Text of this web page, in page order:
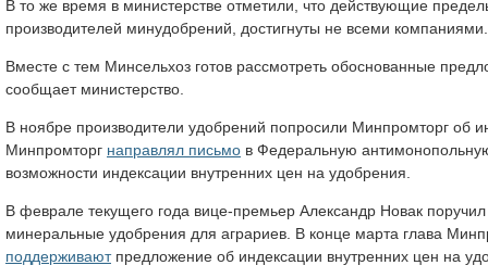
В то же время в министерстве отметили, что действующие
производителей минудобрений, достигнуты не всеми компаниями.
Вместе с тем Минсельхоз готов рассмотреть обоснованные
сообщает министерство.
В ноябре производители удобрений попросили Минпромторг об
Минпромторг направлял письмо в Федеральную
возможности индексации внутренних цен на удобрения.
В феврале текущего года вице-премьер Александр Новак
минеральные удобрения для аграриев. В конце марта глава
поддерживаютпредложение об индексации внутренних цен на